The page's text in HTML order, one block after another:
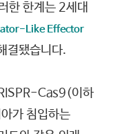
한 한계는 2세대
Like Effector
결됐습니다.
Cas9(이하
가 침입하는